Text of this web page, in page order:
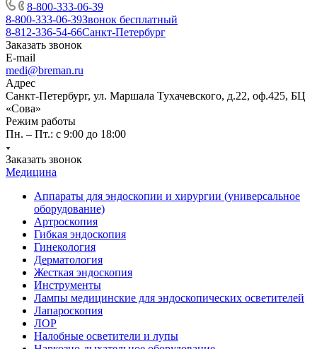
8-800-333-06-39
8-800-333-06-39Звонок бесплатный
8-812-336-54-66Санкт-Петербург
Заказать звонок
E-mail
medi@breman.ru
Адрес
Санкт-Петербург, ул. Маршала Тухачевского, д.22, оф.425, БЦ
«Сова»
Режим работы
Пн. – Пт.: с 9:00 до 18:00
Заказать звонок
Медицина
Аппараты для эндоскопии и хирургии (универсальное
оборудование)
Артроскопия
Гибкая эндоскопия
Гинекология
Дерматология
Жесткая эндоскопия
Инструменты
Лампы медицинские для эндоскопических осветителей
Лапароскопия
ЛОР
Налобные осветители и лупы